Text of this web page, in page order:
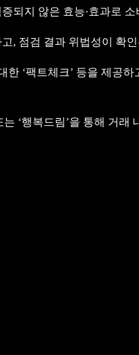
되지 않은 효능·효과로
, 점검 결과 위법성이 확
‘팩트체크’ 등을 제
‘행복드림’을 통해 거